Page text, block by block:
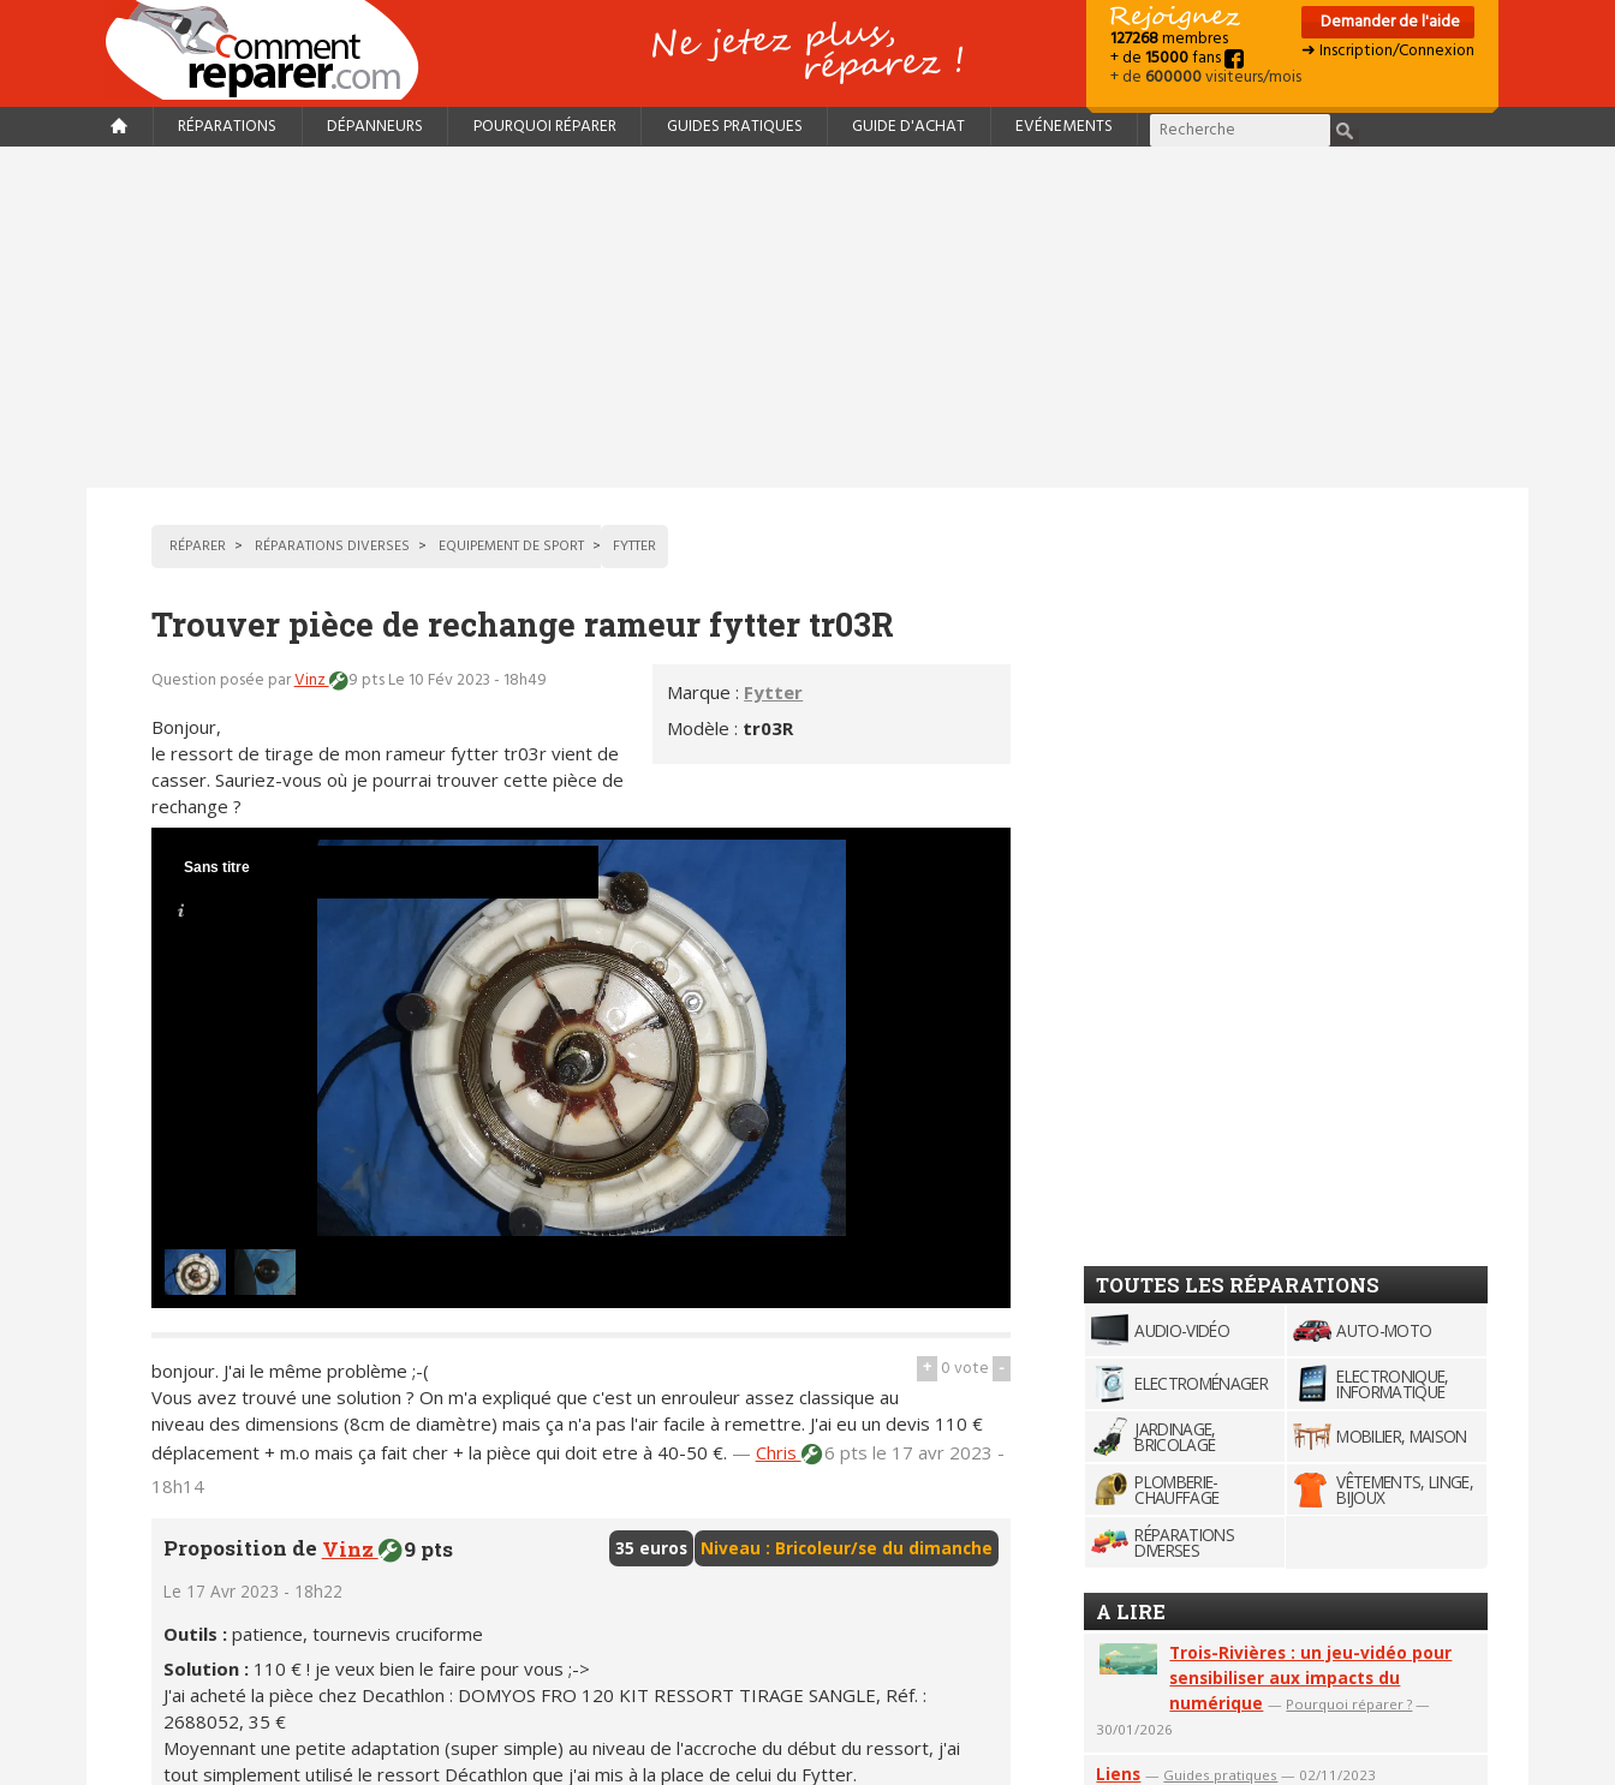
127268membres
+ de15000fans
+ de600000visiteurs/mois
Demander de l'aide
➜ Inscription/Connexion
RÉPARATIONS DÉPANNEURS POURQUOI RÉPARER GUIDES PRATIQUES GUIDE D'ACHAT EVÉNEMENTS
RÉPARER RÉPARATIONS DIVERSES EQUIPEMENT DE SPORT FYTTER
Trouver pièce de rechange rameur fytter tr03R
Marque : Fytter
Modèle : tr03R
Question posée parVinz 9 ptsLe 10 Fév 2023 - 18h49
Bonjour,
le ressort de tirage de mon rameur fytter tr03r vient de
casser. Sauriez-vous où je pourrai trouver cette pièce de
rechange ?
Sans titre
+ 0vote -
bonjour. J'ai le même problème ;-(
Vous avez trouvé une solution ? On m'a expliqué que c'est un enrouleur assez classique au
niveau des dimensions (8cm de diamètre) mais ça n'a pas l'air facile à remettre. J'ai eu un devis 110 €
déplacement + m.o mais ça fait cher + la pièce qui doit etre à 40-50 €. — Chris 6 pts le 17 avr 2023 -
18h14
Niveau : Bricoleur/se du dimanche
35 euros
Proposition de Vinz 9 pts
Le 17 Avr 2023 - 18h22
Outils : patience, tournevis cruciforme
Solution : 110 € ! je veux bien le faire pour vous ;->
J'ai acheté la pièce chez Decathlon : DOMYOS FRO 120 KIT RESSORT TIRAGE SANGLE, Réf. :
2688052, 35 €
Moyennant une petite adaptation (super simple) au niveau de l'accroche du début du ressort, j'ai
tout simplement utilisé le ressort Décathlon que j'ai mis à la place de celui du Fytter.
TOUTES LES RÉPARATIONS
AUDIO-VIDÉO AUTO-MOTO
ELECTROMÉNAGER ELECTRONIQUE,
INFORMATIQUE
JARDINAGE,
BRICOLAGE
MOBILIER, MAISON
PLOMBERIE-
CHAUFFAGE
VÊTEMENTS, LINGE,
BIJOUX
RÉPARATIONS
DIVERSES
A LIRE
Trois-Rivières : un jeu-vidéo pour
sensibiliser aux impacts du
numérique — Pourquoi réparer ? —
30/01/2026
Liens — Guides pratiques — 02/11/2023